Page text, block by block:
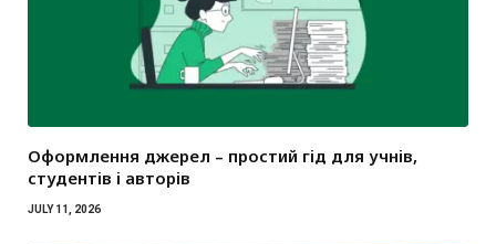
Оформлення джерел – простий гід для учнів,
студентів і авторів
JULY 11, 2026